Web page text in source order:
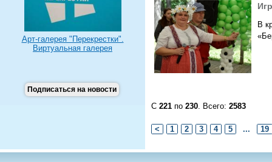
Арт-галерея "Перекрестки".
Виртуальная галерея
Подписаться на новости
В
С 221 по 230. Всего: 2583
< 1 2 3 4 5 ... 19